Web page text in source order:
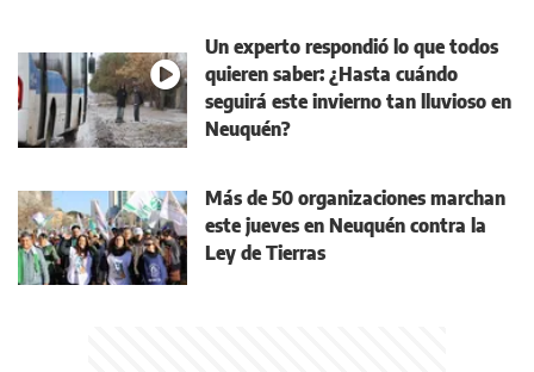
Un experto respondió lo que todos
quieren saber: ¿Hasta cuándo
seguirá este invierno tan lluvioso en
Neuquén?
Más de 50 organizaciones marchan
este jueves en Neuquén contra la
Ley de Tierras